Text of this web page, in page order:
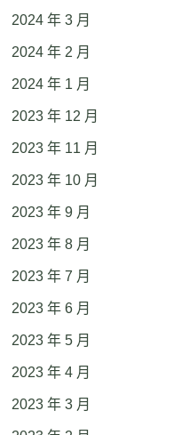
2024 年 3 月
2024 年 2 月
2024 年 1 月
2023 年 12 月
2023 年 11 月
2023 年 10 月
2023 年 9 月
2023 年 8 月
2023 年 7 月
2023 年 6 月
2023 年 5 月
2023 年 4 月
2023 年 3 月